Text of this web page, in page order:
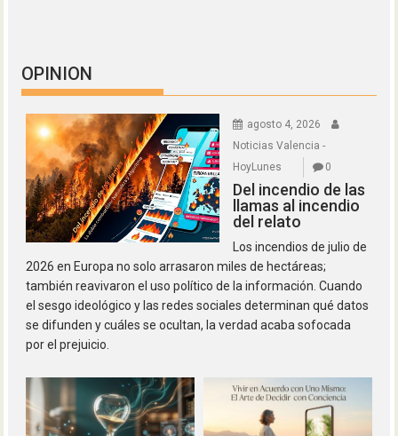
OPINION
agosto 4, 2026
Noticias Valencia -
HoyLunes
0
Del incendio de las
llamas al incendio
del relato
Los incendios de julio de
2026 en Europa no solo arrasaron miles de hectáreas;
también reavivaron el uso político de la información. Cuando
el sesgo ideológico y las redes sociales determinan qué datos
se difunden y cuáles se ocultan, la verdad acaba sofocada
por el prejuicio.